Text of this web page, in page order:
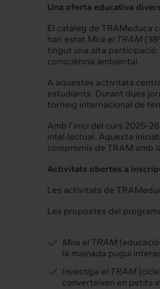
Intermèdia
Sobre nosaltres
Clients
Una oferta educativa
El catàleg de TRAMeduca
han estat Mira el TRAM
tingut una alta participació
consciència ambiental.
A aquestes activitats
estudiants. Durant dues
torneig internacional de
Amb l’inici del curs 2025-
intel·lectual. Aquesta
compromís de TRAM amb
Activitats obertes a
Les activitats de
Les propostes del
Mira el TRAM
la mainada pugui
Investiga el TRAM
converteixen en petits